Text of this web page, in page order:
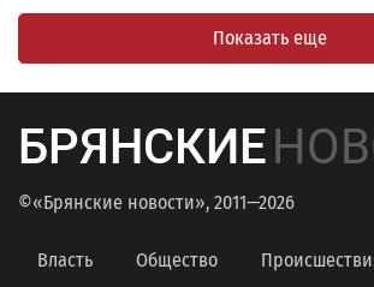
Показать еще
БРЯНСКИЕ
©«Брянские новости», 2011—2026
Власть Общество